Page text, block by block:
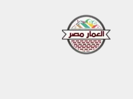
المحتوى